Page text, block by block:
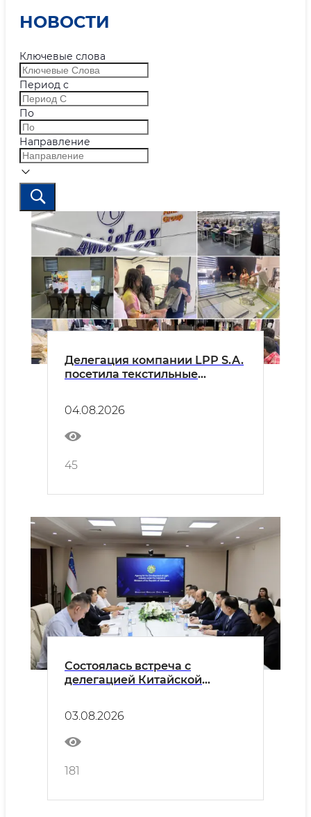
НОВОСТИ
Ключевые слова
Период с
По
Направление
Делегация компании LPP S.A.
посетила текстильные
04.08.2026
45
Состоялась встреча с
делегацией Китайской
представители торговых
палат провинции Хэнань и
руководители крупных
промышленных предприятий.
03.08.2026
181